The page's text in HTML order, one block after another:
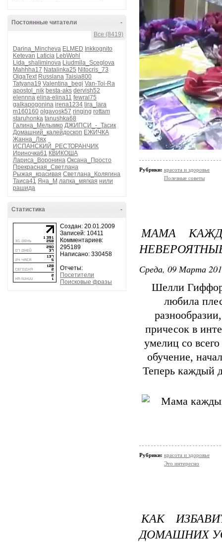
-
Постоянные читатели
Все (8419)
Darina_Mincheva ELMED Inkkognito
Ketevan Laticia LebWohl
Lida_shaliminova Liudmila_Sceglova
Mahhha17 Natalinka25 Nitocris_73
OlgaText Russlana Taisia800
Tatyana19 Valentina_begi Van-Toi-Ra
apostol_nik besta-aks dervish52
elennna elina-elina11 fewral75
galkapogonina irena1234 lira_lara
m160160 olgavosk57 ringing rottam
staruhonka tanushka68
Галина_Мелымко ДЖИПСИ_-_Тасик
Домашний_калейдоскоп ЕЖИЧКА
Жанна_Лях
ИСПАНСКИЙ_РЕСТОРАНЧИК
Ириночка61 КВИКОША
Лариса_Воронина Оксана_Просто
Прекрасная_Светлана
Рыжая_красивая Светлана_Колягина
Таиса41 Яна_М лапка_мягкая нили
рашида
-
Статистика
Создан: 20.01.2009
Записей: 10411
Комментариев:
295189
Написано: 330458
Отчеты:
Посетители
Поисковые фразы
Рубрики: красота и здоровье
Полезные советы
МАМА
Среда, 09 Марта
Шелли
любила
причесок в
умелиц со
обучение,
Теперь каждый
Рубрики: красота и здоровье
Это интересно
КАК
ДОМАШНИХ